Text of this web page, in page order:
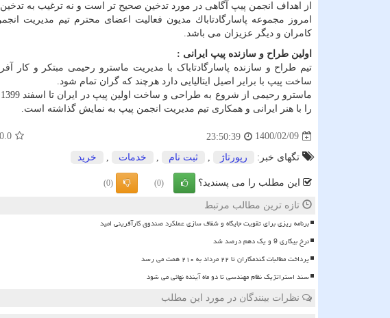
از اهداف انجمن پيپ آگاهی در مورد تدخين صحيح تر است و نه ترغيب به تدخين
امروز مجموعه پاسارگادتاباك مديون فعاليت اعضای محترم تيم مديريت
كامران و ديگر عزيزان می باشد.
اولین طراح و سازنده پیپ ایرانی :
ساخت پیپ با برایر اصیل ایتالیایی دارد هرچند که گران تمام شود.
را با هنر ایرانی و همكاری تيم مديريت انجمن پيپ به نمايش گذاشته است.
1400/02/09
23:50:39
0.0
تگهای خبر: رپورتاژ ثبت نام خدمات خرید
این مطلب را می پسندید؟ (0)
(0)
تازه ترین مطالب مرتبط
برنامه ریزی برای تقویت جایگاه و شفاف سازی عملکرد صندوق کارآفرینی امید
نرخ بیکاری 9 و یک دهم درصد شد
پرداخت مطالبات گندمکاران تا ۲۲ مرداد به ۲۱۰ همت می رسد
سند استراتژیک نظام مهندسی تا دو ماه آینده نهائی می شود
نظرات بینندگان در مورد این مطلب